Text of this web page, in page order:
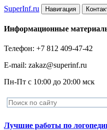
SuperInf.ru Навигация
Информационные
Телефон: +7 812 409-47-42
E-mail: zakaz@superinf.ru
Пн-Пт с 10:00 до 20:00 мск
Лучшие работы по